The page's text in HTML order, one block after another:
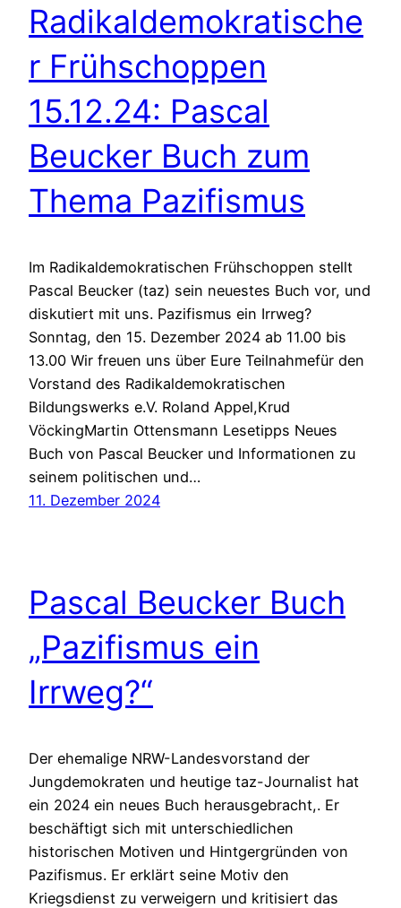
Radikaldemokratische
r Frühschoppen
15.12.24: Pascal
Beucker Buch zum
Thema Pazifismus
Im Radikaldemokratischen Frühschoppen stellt
Pascal Beucker (taz) sein neuestes Buch vor, und
diskutiert mit uns. Pazifismus ein Irrweg?
Sonntag, den 15. Dezember 2024 ab 11.00 bis
13.00 Wir freuen uns über Eure Teilnahmefür den
Vorstand des Radikaldemokratischen
Bildungswerks e.V. Roland Appel,Krud
VöckingMartin Ottensmann Lesetipps Neues
Buch von Pascal Beucker und Informationen zu
seinem politischen und…
11. Dezember 2024
Pascal Beucker Buch
„Pazifismus ein
Irrweg?“
Der ehemalige NRW-Landesvorstand der
Jungdemokraten und heutige taz-Journalist hat
ein 2024 ein neues Buch herausgebracht,. Er
beschäftigt sich mit unterschiedlichen
historischen Motiven und Hintgergründen von
Pazifismus. Er erklärt seine Motiv den
Kriegsdienst zu verweigern und kritisiert das